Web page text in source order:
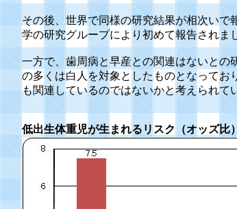
その後、世界で同様の研究結果が相次いで
学の研究グループにより初めて報告されま
一方で、歯周病と早産との関連はないとの
の多くは白人を対象としたものとなってお
も関連しているのではないかと考えられて
低出生体重児が生まれるリスク（オッズ比）